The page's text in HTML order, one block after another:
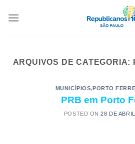
ARQUIVOS DE CATEGORIA:
MUNICÍPIOS,PORTO
PRB em Porto
POSTED ON28 DE